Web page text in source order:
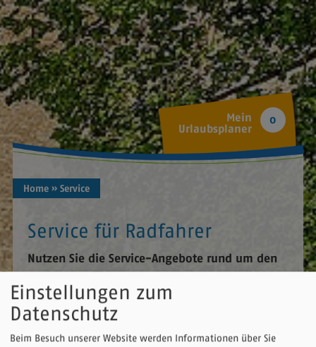
Mein
Urlaubsplaner
0
Home » Service
Service für Radfahrer
Nutzen Sie die Service-Angebote rund um den
Hier können SieProspektmaterial bestellen
lesen und mehr über das
erfahren.
Einstellungen zum
Datenschutz
Beim Besuch unserer Website werden Informationen über Sie